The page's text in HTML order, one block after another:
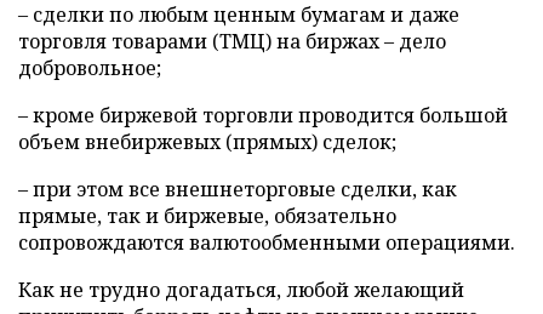
– сделки по любым ценным бумагам и даже
торговля товарами (ТМЦ) на биржах – дело
добровольное;
– кроме биржевой торговли проводится большой
объем внебиржевых (прямых) сделок;
– при этом все внешнеторговые сделки, как
прямые, так и биржевые, обязательно
сопровождаются валютообменными операциями.
Как не трудно догадаться, любой желающий